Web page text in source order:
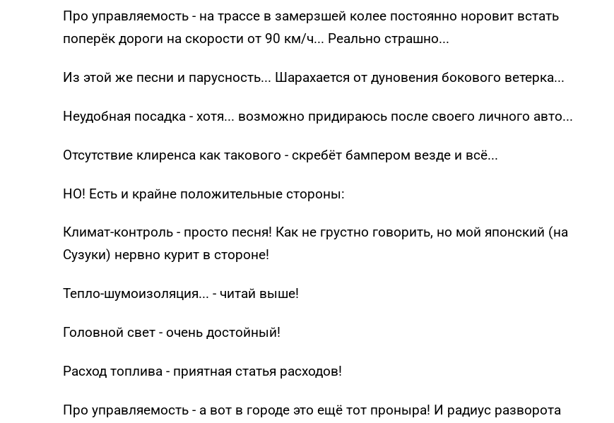
Про управляемость - на трассе в замерзшей колее постоянно норовит встать
поперёк дороги на скорости от 90 км/ч... Реально страшно...
Из этой же песни и парусность... Шарахается от дуновения бокового ветерка...
Неудобная посадка - хотя... возможно придираюсь после своего личного авто...
Отсутствие клиренса как такового - скребёт бампером везде и всё...
НО! Есть и крайне положительные стороны:
Климат-контроль - просто песня! Как не грустно говорить, но мой японский (на
Сузуки) нервно курит в стороне!
Тепло-шумоизоляция... - читай выше!
Головной свет - очень достойный!
Расход топлива - приятная статья расходов!
Про управляемость - а вот в городе это ещё тот проныра! И радиус разворота